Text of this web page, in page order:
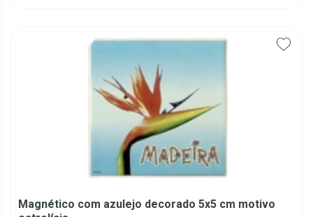
Magnético com azulejo decorado 5x5 cm motivo